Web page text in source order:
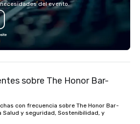
del evento.
sobre The Honor Bar-
con frecuencia sobre The Honor Bar-
Salud y seguridad, Sostenibilidad, y